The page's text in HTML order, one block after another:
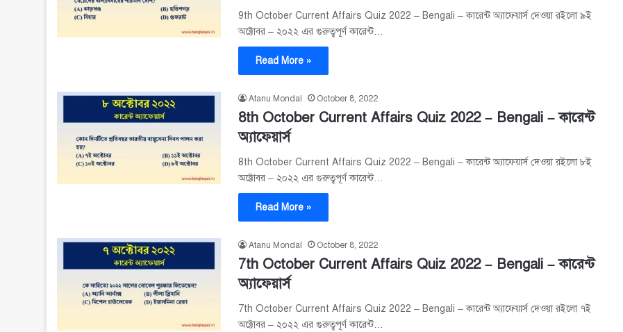
9th October Current Affairs Quiz 2022 – Bengali – কারেন্ট অ্যাফেয়ার্স দেওয়া রইলো ৯ই
অক্টোবর – ২০২২ এর গুরুত্বপূর্ণ কারেন্ট…
Read More »
Atanu Mondal October 8, 2022
8th October Current Affairs Quiz 2022 – Bengali – কারেন্ট
অ্যাফেয়ার্স
8th October Current Affairs Quiz 2022 – Bengali – কারেন্ট অ্যাফেয়ার্স দেওয়া রইলো ৮ই
অক্টোবর – ২০২২ এর গুরুত্বপূর্ণ কারেন্ট…
Read More »
Atanu Mondal October 8, 2022
7th October Current Affairs Quiz 2022 – Bengali – কারেন্ট
অ্যাফেয়ার্স
7th October Current Affairs Quiz 2022 – Bengali – কারেন্ট অ্যাফেয়ার্স দেওয়া রইলো ৭ই
অক্টোবর – ২০২২ এর গুরুত্বপূর্ণ কারেন্ট…